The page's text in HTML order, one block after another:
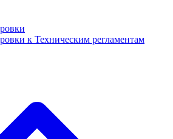
к Техническим регламентам